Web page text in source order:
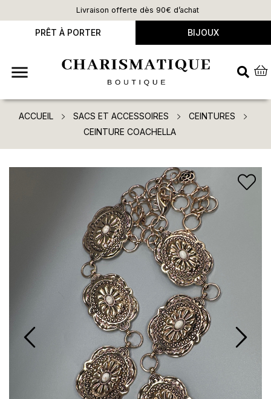
Livraison offerte dès 90€ d’achat
PRÊT À PORTER BIJOUX

ACCUEIL SACS ET ACCESSOIRES
CEINTURES
CEINTURE COACHELLA